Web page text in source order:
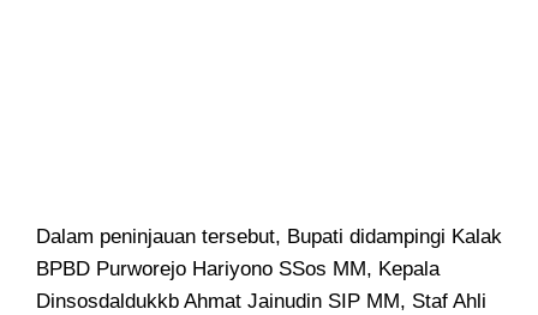
Dalam peninjauan tersebut, Bupati didampingi Kalak
BPBD Purworejo Hariyono SSos MM, Kepala
Dinsosdaldukkb Ahmat Jainudin SIP MM, Staf Ahli